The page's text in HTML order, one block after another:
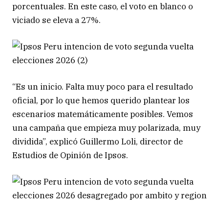
porcentuales. En este caso, el voto en blanco o
viciado se eleva a 27%.
“Es un inicio. Falta muy poco para el resultado
oficial, por lo que hemos querido plantear los
escenarios matemáticamente posibles. Vemos
una campaña que empieza muy polarizada, muy
dividida”, explicó Guillermo Loli, director de
Estudios de Opinión de Ipsos.